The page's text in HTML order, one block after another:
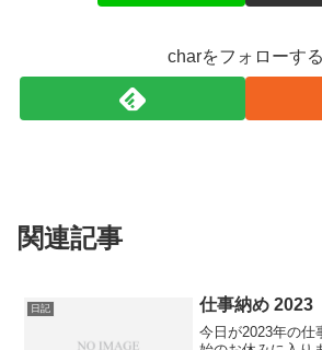
charをフォローする
関連記事
日記 仕事納め 2023
今日が2023年の仕